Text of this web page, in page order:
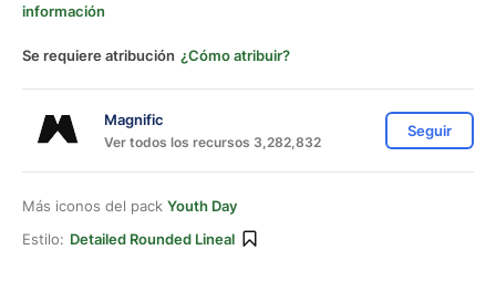
información
Se requiere atribución ¿Cómo atribuir?
Magnific
Ver todos los recursos 3,282,832
Seguir
Más iconos del pack Youth Day
Estilo: Detailed Rounded Lineal